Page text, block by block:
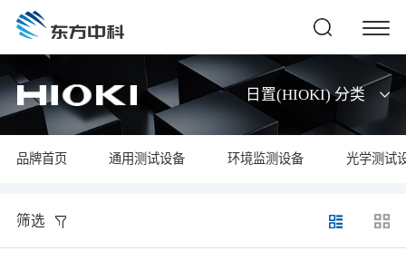
日置(HIOKI) 分类
品牌首页 通用测试设备 环境监测设备 光学测试
筛选